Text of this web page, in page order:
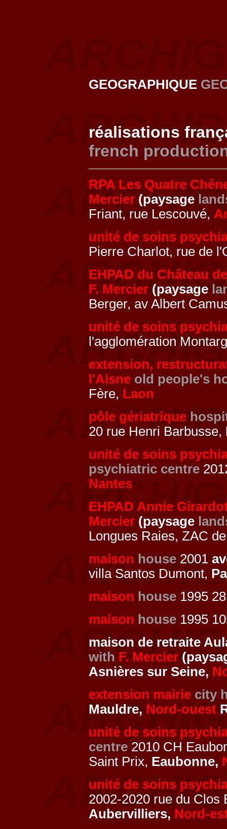
GEOGRAPHIQUE
réalisations
french
RPA Les Quatre
Mercier (paysage
Friant, rue Lescouvé,
unité de soins
Pierre Charlot, rue de
EHPAD du Château
F. Mercier (paysage
Berger, av Albert
unité de soins
l'agglomération
extension,
l'Aisne old people's
Fère, Laon
pôle gériatrique
20 rue Henri Barbusse,
unité de soins
psychiatric centre
Nantes
EHPAD Annie
Mercier (paysage
Longues Raies, ZAC
maison house 2001
villa Santos Dumont,
maison house 1995
maison house 1995
maison de retraite
with F. Mercier
Asnières sur Seine,
extension mairie city
Mauldre, Nord-ouest
unité de soins
centre 2010 CH
Saint Prix, Eaubonne,
unité de soins
2002-2020 rue du Clos
Aubervilliers, Nord-